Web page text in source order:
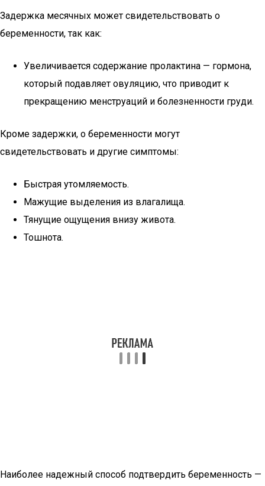
Задержка месячных может свидетельствовать о
беременности, так как:
Увеличивается содержание пролактина — гормона,
который подавляет овуляцию, что приводит к
прекращению менструаций и болезненности груди.
Кроме задержки, о беременности могут
свидетельствовать и другие симптомы:
Быстрая утомляемость.
Мажущие выделения из влагалища.
Тянущие ощущения внизу живота.
Тошнота.
Наиболее надежный способ подтвердить беременность —